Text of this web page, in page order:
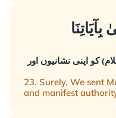
کو اپنی نشانیوں اور
23. Surely, We sent
and manifest